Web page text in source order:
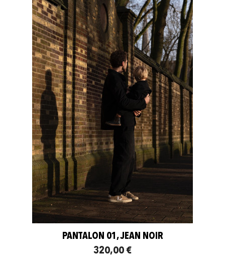
PANTALON 01, JEAN NOIR
320,00 €